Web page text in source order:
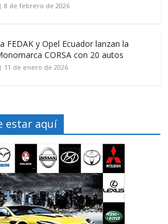
8 de febrero de 2026
FEDAK y Opel Ecuador lanzan la
CORSA con 20 autos
11 de enero de 2026
estar aquí